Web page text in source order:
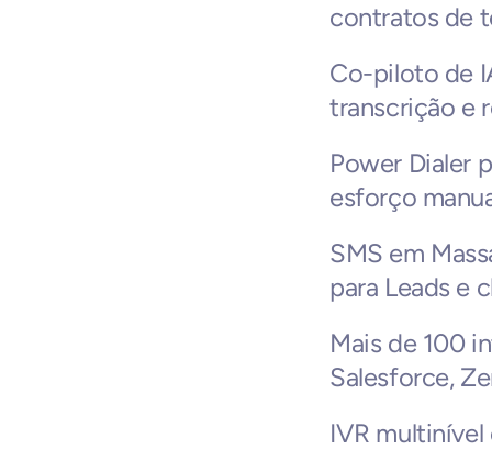
contratos de
Co-piloto de
transcrição e
Power Dialer
esforço
SMS em
para Leads e
Mais de 100
Salesforce,
IVR